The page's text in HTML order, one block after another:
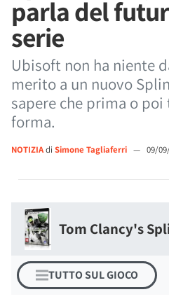
parla del
serie
Ubisoft non ha niente
merito a un nuovo
sapere che prima o
forma.
NOTIZIAdi Simone Tagliaferri — 09/
Tom Clancy's
TUTTO SUL GIOCO